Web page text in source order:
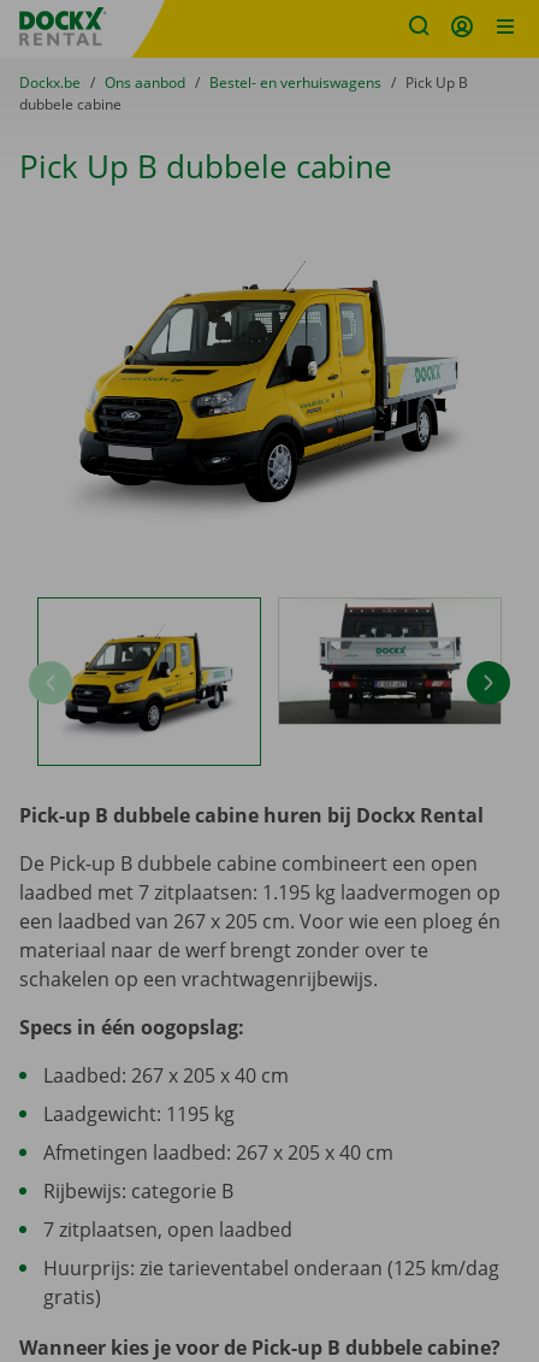
Fratello DEMO
U bevindt zich hier:
van
Dockx.be naar
Ons aanbod naar
Bestel- en verhuiswagens naar
Pick Up B
dubbele cabine
Pick Up B dubbele cabine
Pick-up B dubbele cabine huren bij Dockx Rental
De Pick-up B dubbele cabine combineert een open
laadbed met 7 zitplaatsen: 1.195 kg laadvermogen op
een laadbed van 267 x 205 cm. Voor wie een ploeg én
materiaal naar de werf brengt zonder over te
schakelen op een vrachtwagenrijbewijs.
Specs in één oogopslag:
Laadbed: 267 x 205 x 40 cm
Laadgewicht: 1195 kg
Afmetingen laadbed: 267 x 205 x 40 cm
Rijbewijs: categorie B
7 zitplaatsen, open laadbed
Huurprijs: zie tarieventabel onderaan (125 km/dag
gratis)
Wanneer kies je voor de Pick-up B dubbele cabine?